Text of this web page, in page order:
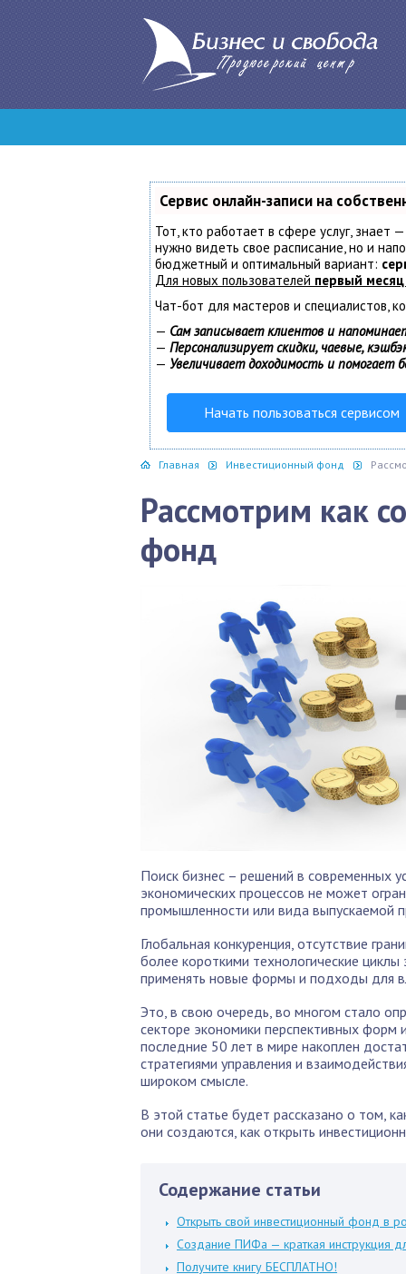
Сервис онлайн-записи на
Тот, кто работает в сфере услуг, знает
нужно видеть свое расписание, но и
бюджетный и оптимальный вариант:
Для новых пользователей первый
Чат-бот для мастеров и специалистов,
— Сам записывает клиентов и
— Персонализирует скидки, чаевые,
— Увеличивает доходимость и помогает
Начать пользоваться сервисом
Главная Инвестиционный фонд
Рассмотрим как
фонд
Поиск бизнес – решений в современных
экономических процессов не может
промышленности или вида выпускаемой
Глобальная конкуренция, отсутствие
более короткими технологические
применять новые формы и подходы для
Это, в свою очередь, во многом стало
секторе экономики перспективных форм
последние 50 лет в мире накоплен
стратегиями управления и
широком смысле.
В этой статье будет рассказано о том,
они создаются, как открыть
Содержание статьи
Открыть свой инвестиционный фонд в
Создание ПИФа — краткая инструкция
Получите книгу БЕСПЛАТНО!